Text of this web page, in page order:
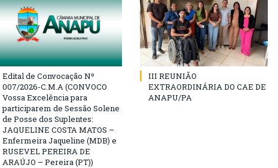
Edital de Convocação Nº
007/2026-C.M.A (CONVOCO
Vossa Excelência para
participarem de Sessão Solene
de Posse dos Suplentes:
JAQUELINE COSTA MATOS –
Enfermeira Jaqueline (MDB) e
RUSEVEL PEREIRA DE
ARAÚJO – Pereira (PT))
III REUNIÃO
EXTRAORDINÁRIA DO CAE DE
ANAPU/PA